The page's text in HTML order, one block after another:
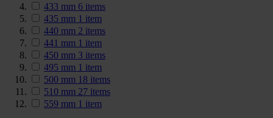
433 mm 6 items
435 mm 1 item
440 mm 2 items
441 mm 1 item
450 mm 3 items
495 mm 1 item
500 mm 18 items
510 mm 27 items
559 mm 1 item